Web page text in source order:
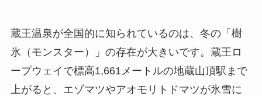
蔵王温泉が全国的に知られているのは、冬の「樹
氷（モンスター）」の存在が大きいです。蔵王ロ
ープウェイで標高1,661メートルの地蔵山頂駅まで
上がると、エゾマツやアオモリトドマツが氷雪に